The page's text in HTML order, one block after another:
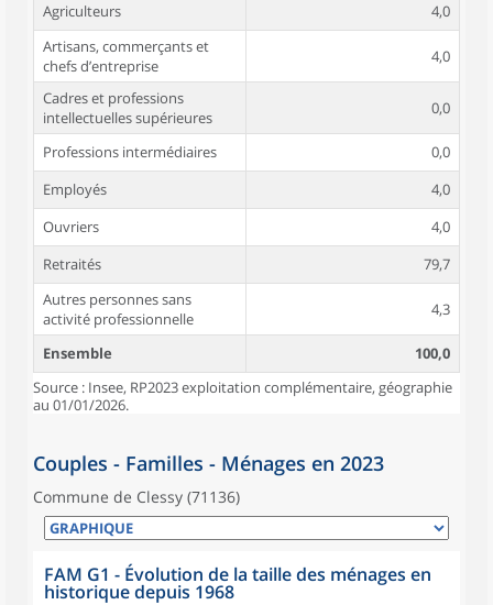
Agriculteurs
4,0
Artisans, commerçants et
chefs d’entreprise
4,0
Cadres et professions
intellectuelles supérieures
0,0
Professions intermédiaires
0,0
Employés
4,0
Ouvriers
4,0
Retraités
79,7
Autres personnes sans
activité professionnelle
4,3
Ensemble
100,0
Source : Insee, RP2023 exploitation complémentaire, géographie
au 01/01/2026.
Couples - Familles - Ménages en 2023
Commune de Clessy (71136)
FAM G1 - Évolution de la taille des ménages en
historique depuis 1968